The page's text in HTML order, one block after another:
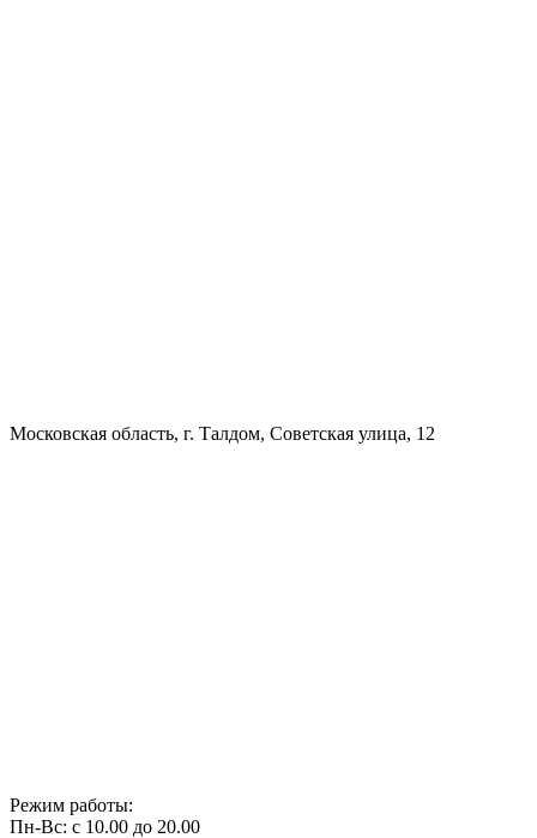
Московская область, г. Талдом, Советская улица, 12
Режим работы:
Пн-Вс: с 10.00 до 20.00